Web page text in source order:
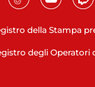
della Stampa
degli Operatori